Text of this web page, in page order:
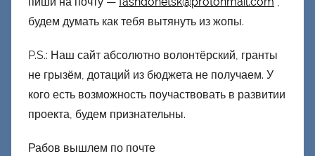
будем думать как тебя вытянуть из жопы.
P.S.: Наш сайт абсолютно волонтёрский, гранты
не грызём, дотаций из бюджета не получаем. У
кого есть возможность поучаствовать в развитии
проекта, будем признательны.
Рабов вышлем по почте